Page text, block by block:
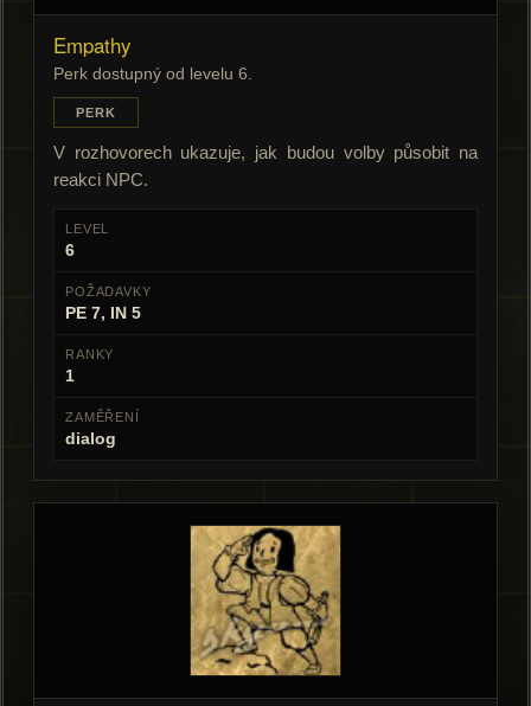
Empathy
Perk dostupný od levelu 6.
PERK
V rozhovorech ukazuje, jak budou volby působit na
reakci NPC.
LEVEL
6
POŽADAVKY
PE 7, IN 5
RANKY
1
ZAMĚŘENÍ
dialog